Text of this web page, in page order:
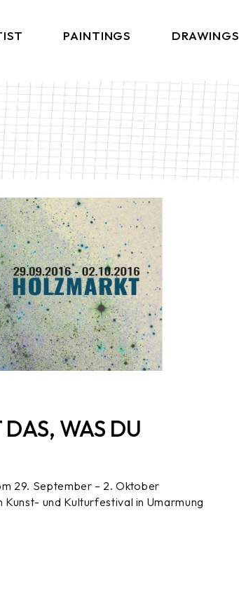
PAINTINGS DRAWINGS
WAS DU
29. September – 2. Oktober
und Kulturfestival in Umarmung